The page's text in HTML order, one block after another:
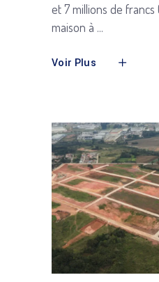
et 7 millions de francs
maison à
Voir Plus